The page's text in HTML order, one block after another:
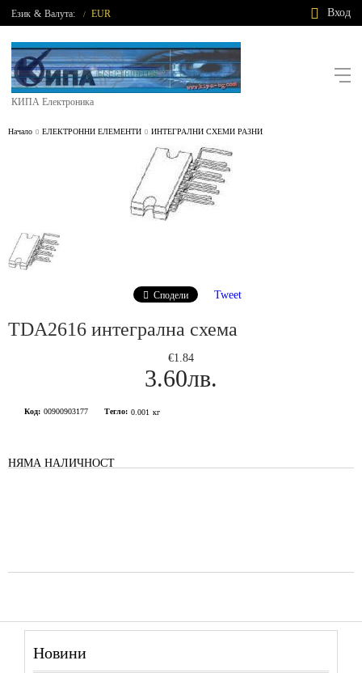
Език & Валута: / EUR Вход
КИПА Електроника
Начало ЕЛЕКТРОННИ ЕЛЕМЕНТИ ИНТЕГРАЛНИ СХЕМИ РАЗНИ
Сподели Tweet
TDA2616 интегрална схема
€1.84
3.60лв.
Код: 00900903177 Тегло: 0.001 кг
НЯМА НАЛИЧНОСТ
Новини